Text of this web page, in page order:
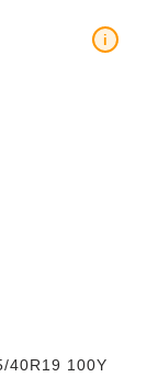
40R19 100Y
i